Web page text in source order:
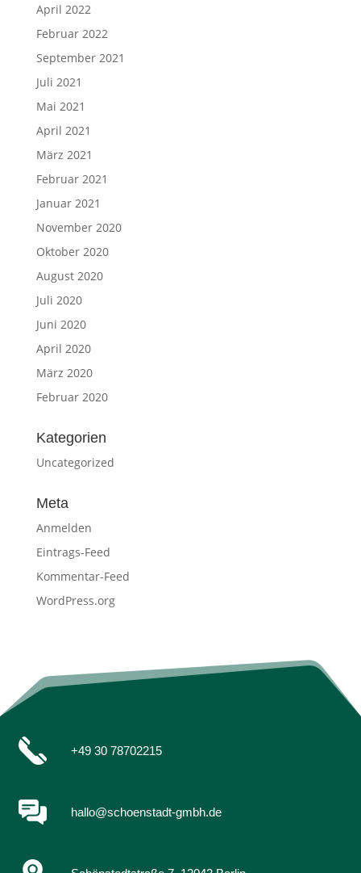
April 2022
Februar 2022
September 2021
Juli 2021
Mai 2021
April 2021
März 2021
Februar 2021
Januar 2021
November 2020
Oktober 2020
August 2020
Juli 2020
Juni 2020
April 2020
März 2020
Februar 2020
Kategorien
Uncategorized
Meta
Anmelden
Eintrags-Feed
Kommentar-Feed
WordPress.org
+49 30 78702215
hallo@schoenstadt-gmbh.de